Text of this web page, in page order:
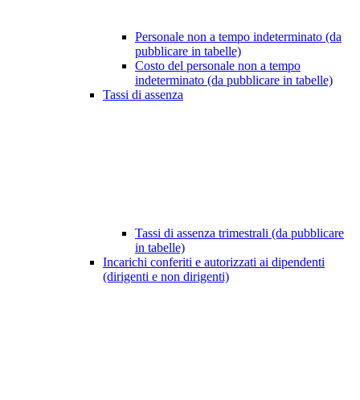
Personale non a tempo indeterminato (da
pubblicare in tabelle)
Costo del personale non a tempo
indeterminato (da pubblicare in tabelle)
Tassi di assenza
Tassi di assenza trimestrali (da pubblicare
in tabelle)
Incarichi conferiti e autorizzati ai dipendenti
(dirigenti e non dirigenti)